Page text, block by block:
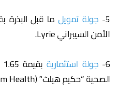
5- جولة تمويل
الأمن السيبراني Lyrie.
6- جولة استثمارية
الصحية “حكيم هيلث” (Hakeem Health).